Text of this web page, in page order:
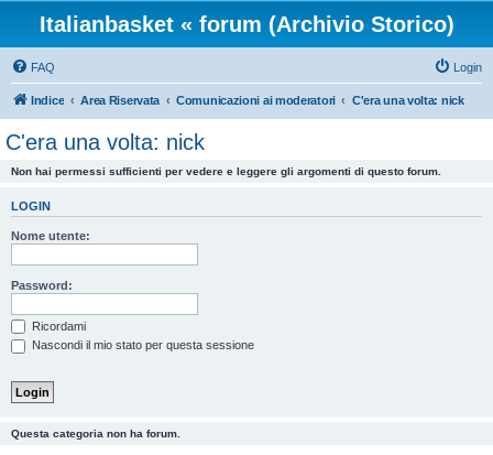
Italianbasket « forum (Archivio Storico)
FAQ Login
Indice Area Riservata Comunicazioni ai moderatori C'era una volta: nick
C'era una volta: nick
Non hai permessi sufficienti per vedere e leggere gli argomenti di questo forum.
LOGIN
Nome utente:
Password:
Ricordami
Nascondi il mio stato per questa sessione
Questa categoria non ha forum.